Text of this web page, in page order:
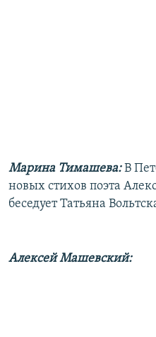
Марина Тимашева:В
новых стихов поэта
беседует Татьяна
Алексей Машевский: